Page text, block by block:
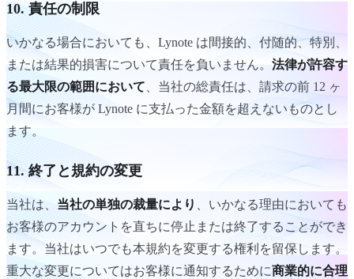
10. 責任の制限
いかなる場合においても、Lynote は間接的、付随的、特別、
または結果的損害について責任を負いません。 法律が許容す
る最大限の範囲において 、当社の総責任は、請求の前 12 ヶ
月間にお客様が Lynote に支払った金額を超えないものとし
ます。
11. 終了と規約の変更
当社は、当社の単独の裁量により
、いかなる理由においても
お客様のアカウントを直ちに停止または終了することができ
ます。当社はいつでも本規約を変更する権利を留保します。
重大な変更についてはお客様に通知するために商業的に合理